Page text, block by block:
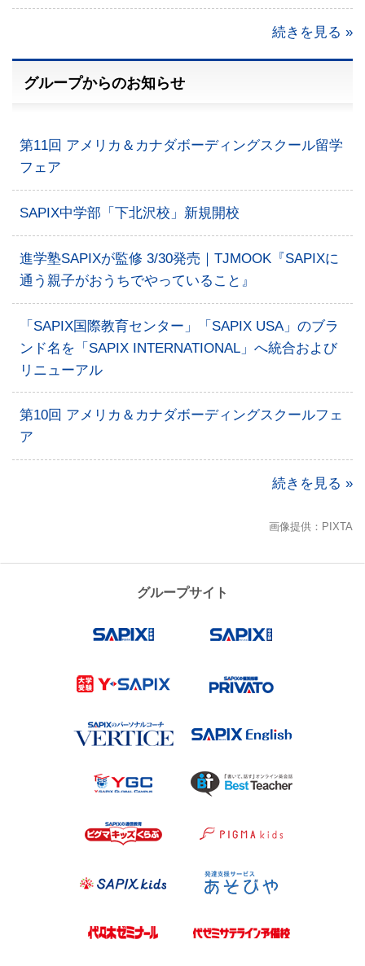
続きを見る »
グループからのお知らせ
第11回 アメリカ＆カナダボーディングスクール留学
フェア
SAPIX中学部「下北沢校」新規開校
進学塾SAPIXが監修 3/30発売｜TJMOOK『SAPIXに
通う親子がおうちでやっていること』
「SAPIX国際教育センター」「SAPIX USA」のブラ
ンド名を「SAPIX INTERNATIONAL」へ統合および
リニューアル
第10回 アメリカ＆カナダボーディングスクールフェ
ア
続きを見る »
画像提供：PIXTA
グループサイト
Y-SAPIX Global Campus（
SAPIX kids